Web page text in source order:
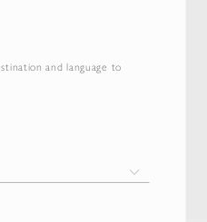
and language to